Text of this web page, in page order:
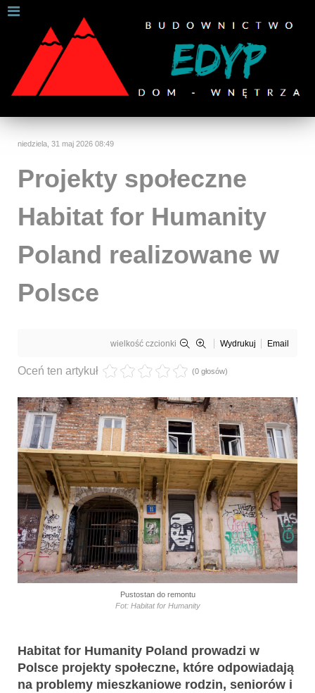
niedziela, 31 maj 2026 08:49
Projekty społeczne
Habitat for Humanity
Poland realizowane w
Polsce
wielkość czcionki Wydrukuj Email
Oceń ten artykuł (0 głosów)
Pustostan do remontu
Fot: Habitat for Humanity
Habitat for Humanity Poland prowadzi w
Polsce projekty społeczne, które odpowiadają
na problemy mieszkaniowe rodzin, seniorów i
W celu zapewnienia jak najlepszych usług online, ta
strona korzysta z plików cookies.
Jeśli korzystasz z naszej strony internetowej, wyrażasz zgodę na
używanie naszych plików cookies.Dalsze informacje
Rozumiem